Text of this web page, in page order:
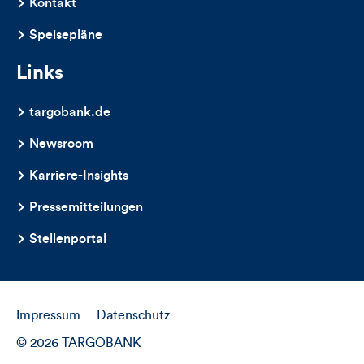
Kontakt
Speisepläne
Links
targobank.de
Newsroom
Karriere-Insights
Pressemitteilungen
Stellenportal
Impressum Datenschutz
© 2026 TARGOBANK